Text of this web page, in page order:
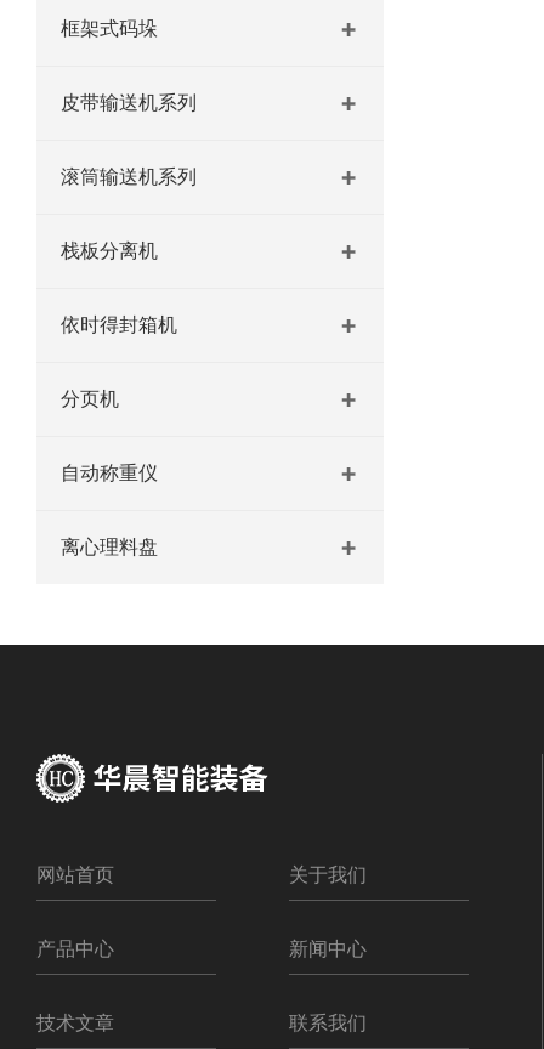
框架式码垛
皮带输送机系列
滚筒输送机系列
栈板分离机
依时得封箱机
分页机
自动称重仪
离心理料盘
网站首页 关于我们
产品中心 新闻中心
技术文章 联系我们